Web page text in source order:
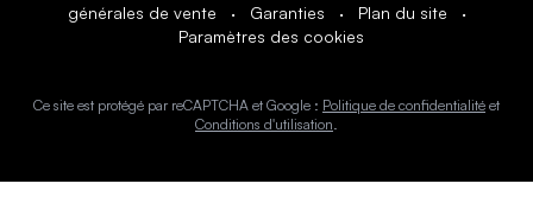
générales de vente
· Garanties · Plan du site
·
Paramètres des cookies
Ce site est protégé par reCAPTCHA et Google : Politique de confidentialité et
Conditions d'utilisation.